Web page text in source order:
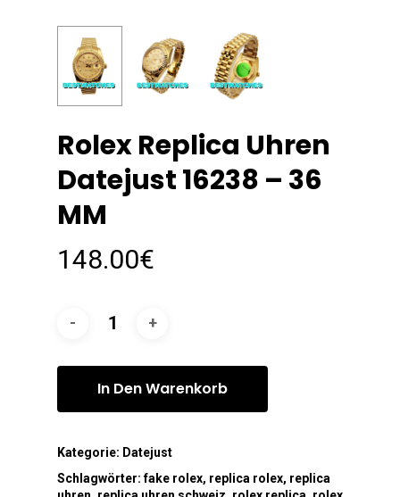
Rolex Replica Uhren
Datejust 16238 – 36
MM
148.00€
In Den Warenkorb
Kategorie: Datejust
Schlagwörter:fake rolex, replica rolex, replica